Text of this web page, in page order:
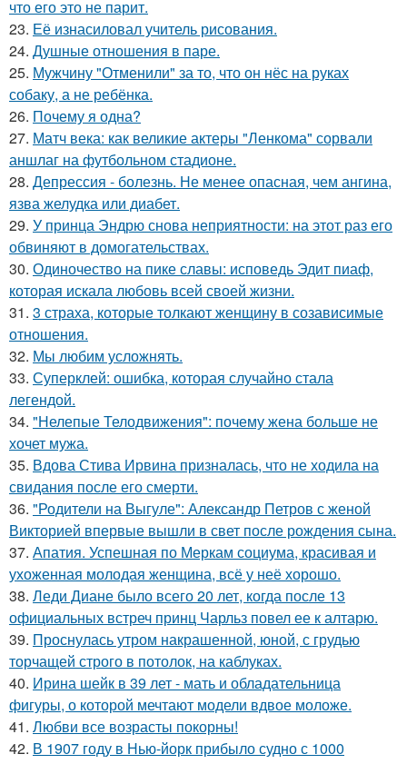
что его это не парит.
23. Её изнасиловал учитель рисования.
24. Душные отношения в паре.
25. Мужчину "Отменили" за то, что он нёс на руках
собаку, а не ребёнка.
26. Почему я одна?
27. Матч века: как великие актеры "Ленкома" сорвали
аншлаг на футбольном стадионе.
28. Депрессия - болезнь. Не менее опасная, чем ангина,
язва желудка или диабет.
29. У принца Эндрю снова неприятности: на этот раз его
обвиняют в домогательствах.
30. Одиночество на пике славы: исповедь Эдит пиаф,
которая искала любовь всей своей жизни.
31. 3 страха, которые толкают женщину в созависимые
отношения.
32. Мы любим усложнять.
33. Суперклей: ошибка, которая случайно стала
легендой.
34. "Нелепые Телодвижения": почему жена больше не
хочет мужа.
35. Вдова Стива Ирвина призналась, что не ходила на
свидания после его смерти.
36. "Родители на Выгуле": Александр Петров с женой
Викторией впервые вышли в свет после рождения сына.
37. Апатия. Успешная по Меркам социума, красивая и
ухоженная молодая женщина, всё у неё хорошо.
38. Леди Диане было всего 20 лет, когда после 13
официальных встреч принц Чарльз повел ее к алтарю.
39. Проснулась утром накрашенной, юной, с грудью
торчащей строго в потолок, на каблуках.
40. Ирина шейк в 39 лет - мать и обладательница
фигуры, о которой мечтают модели вдвое моложе.
41. Любви все возрасты покорны!
42. В 1907 году в Нью-йорк прибыло судно с 1000